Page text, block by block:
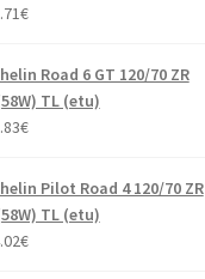
€
Road 6 GT 120/70 ZR
TL (etu)
€
Pilot Road 4 120/70 ZR
TL (etu)
€